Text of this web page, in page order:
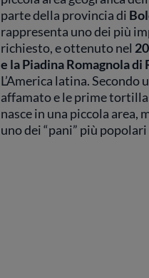
parte della provincia di
rappresenta uno dei più
richiesto, e ottenuto nel
e la Piadina Romagnola di
L’America latina.
affamato e le prime
nasce in una piccola area,
uno dei “pani” più